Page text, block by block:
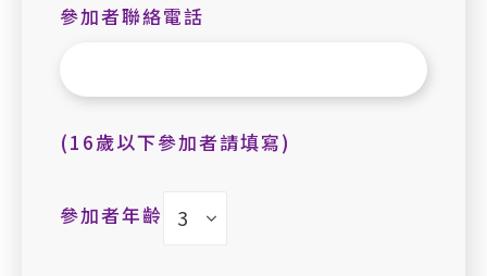
參加者聯絡電話
(16歲以下參加者請填寫)
參加者年齡